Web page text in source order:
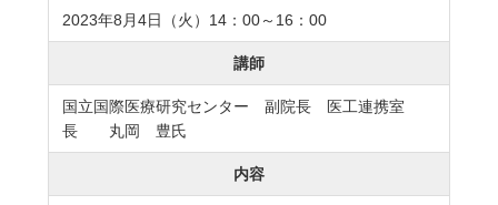
2023年8月4日（火）14：00～16：00
講師
国立国際医療研究センター 副院長 医工連携室
長 丸岡 豊氏
内容